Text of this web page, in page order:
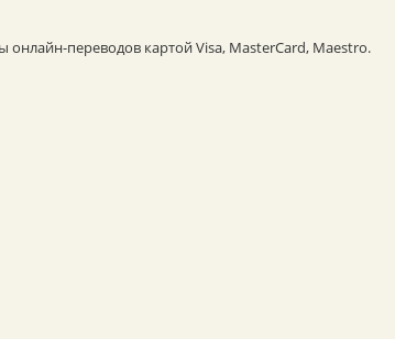
переводов картой Visa, MasterCard, Maestro.